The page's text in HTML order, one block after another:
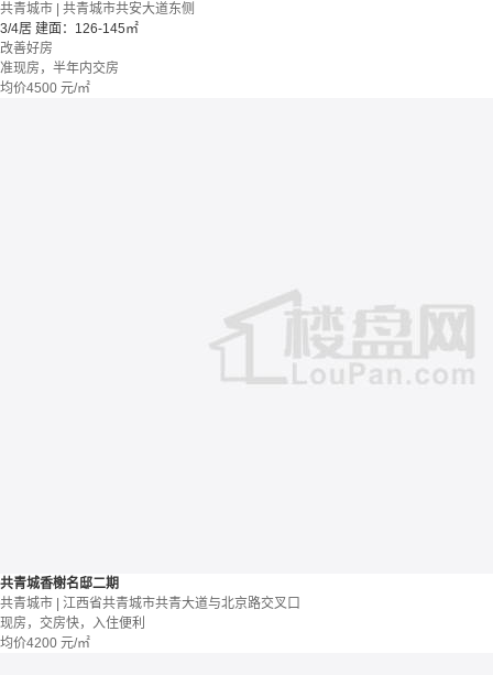
共青城市 | 共青城市共安大道东侧
3/4居 建面：126-145㎡
改善好房
准现房，半年内交房
均价4500 元/㎡
共青城香榭名邸二期
共青城市 | 江西省共青城市共青大道与北京路交叉口
现房，交房快，入住便利
均价4200 元/㎡